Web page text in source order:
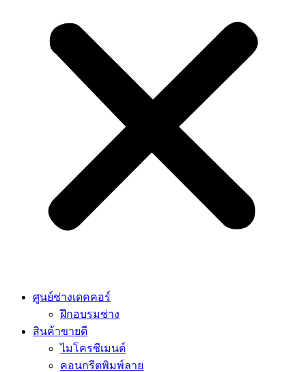
ศูนย์ช่างเดคคอร์
ฝึกอบรมช่าง
สินค้าขายดี
ไมโครซีเมนต์
คอนกรีตพิมพ์ลาย